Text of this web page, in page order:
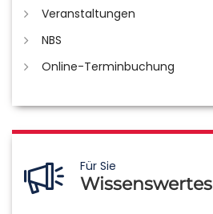
Veranstaltungen
NBS
Online-Terminbuchung
Für Sie
Wissenswertes